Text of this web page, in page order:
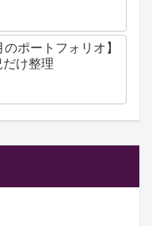
ポートフォリオ】
け整理